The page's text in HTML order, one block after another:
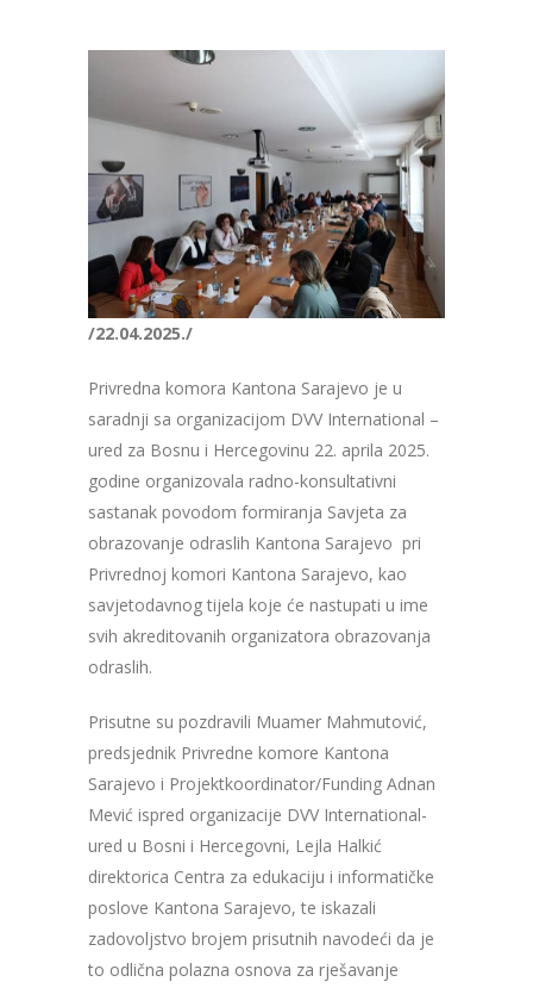
/22.04.2025./
Privredna komora Kantona Sarajevo je u
saradnji sa organizacijom DVV International –
ured za Bosnu i Hercegovinu 22. aprila 2025.
godine organizovala radno-konsultativni
sastanak povodom formiranja Savjeta za
obrazovanje odraslih Kantona Sarajevo pri
Privrednoj komori Kantona Sarajevo, kao
savjetodavnog tijela koje će nastupati u ime
svih akreditovanih organizatora obrazovanja
odraslih.
Prisutne su pozdravili Muamer Mahmutović,
predsjednik Privredne komore Kantona
Sarajevo i Projektkoordinator/Funding Adnan
Mević ispred organizacije DVV International-
ured u Bosni i Hercegovni, Lejla Halkić
direktorica Centra za edukaciju i informatičke
poslove Kantona Sarajevo, te iskazali
zadovoljstvo brojem prisutnih navodeći da je
to odlična polazna osnova za rješavanje